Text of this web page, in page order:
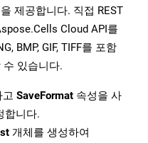
제공합니다. 직접 REST
Cloud API를
BMP, GIF, TIFF를 포함
있습니다.
고 SaveFormat 속성을 사
합니다.
개체를 생성하여